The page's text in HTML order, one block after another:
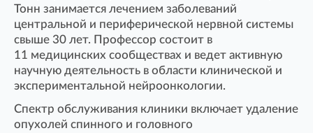
Тонн занимается лечением заболеваний
центральной и периферической нервной системы
свыше 30 лет. Профессор состоит в
11 медицинских сообществах и ведет активную
научную деятельность в области клинической и
экспериментальной нейроонкологии.
Спектр обслуживания клиники включает удаление
опухолей спинного и головного